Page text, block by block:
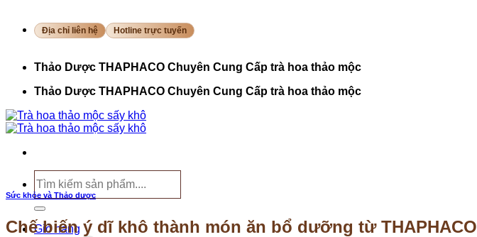
qua
Địa chỉ liên hệ Hotline trực tuyến
Thảo Dược THAPHACO Chuyên Cung Cấp trà hoa thảo mộc
Thảo Dược THAPHACO Chuyên Cung Cấp trà hoa thảo mộc
kiếm:
Giỏ hàng
Sức khỏe và Thảo dược
Chế biến ý dĩ khô thành món ăn bổ dưỡng từ THAPHACO